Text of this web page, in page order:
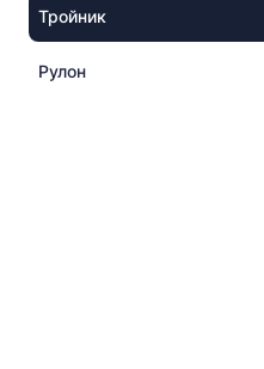
Тройник
Рулон